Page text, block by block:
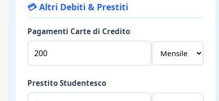
💳 Altri Debiti & Prestiti
Pagamenti Carte di Credito
Prestito Studentesco